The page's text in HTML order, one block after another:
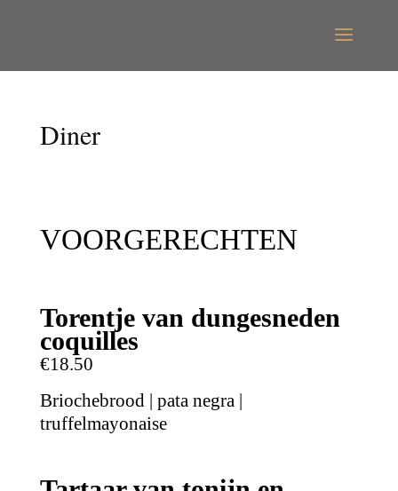
Diner
VOORGERECHTEN
Torentje van dungesneden
coquilles
€18.50
Briochebrood | pata negra |
truffelmayonaise